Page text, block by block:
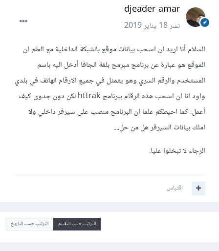
djeader amar
نشر18 يناير 2019
السلام أنا اريد ان اسحب بيانات موقع بالشبكة الداخلية مع العلم ان
الموقع هو عبارة عن برنامج مبرمج بلغة الجافا أدخل اليه باسم
المستخدم والرقم السري وهو يتمثل في جميع الارقام الهاتف في بلدي
واود انا ان اسحب هذه الرقام ببرنامج httrak لكن دون جدوى كيف
أعمل. كما احيطكم علما ان البرنامج منصب على سيرفر داخلي ولا
املك بيانات السيرفر هل من حل....
الرجاء لا تبخلوا عليا.
اقتباس
الترتيب حسب التقييم الترتيب حسب التاريخ